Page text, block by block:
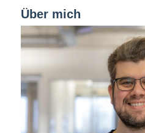
Über mich